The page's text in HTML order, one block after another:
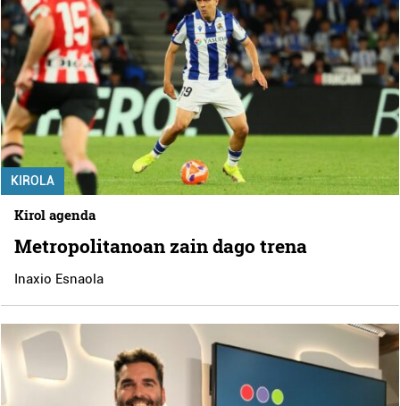
KIROLA
Kirol agenda
Metropolitanoan zain dago trena
Inaxio Esnaola